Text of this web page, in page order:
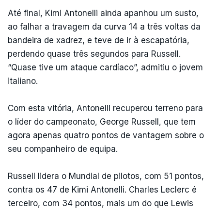
Até final, Kimi Antonelli ainda apanhou um susto,
ao falhar a travagem da curva 14 a três voltas da
bandeira de xadrez, e teve de ir à escapatória,
perdendo quase três segundos para Russell.
“Quase tive um ataque cardíaco”, admitiu o jovem
italiano.
Com esta vitória, Antonelli recuperou terreno para
o líder do campeonato, George Russell, que tem
agora apenas quatro pontos de vantagem sobre o
seu companheiro de equipa.
Russell lidera o Mundial de pilotos, com 51 pontos,
contra os 47 de Kimi Antonelli. Charles Leclerc é
terceiro, com 34 pontos, mais um do que Lewis